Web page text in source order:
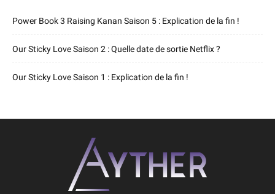
Power Book 3 Raising Kanan Saison 5 : Explication de la fin !
Our Sticky Love Saison 2 : Quelle date de sortie Netflix ?
Our Sticky Love Saison 1 : Explication de la fin !